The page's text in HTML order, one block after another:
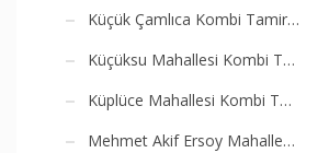
Küçük Çamlıca Kombi Tamir…
Küçüksu Mahallesi Kombi T…
Küplüce Mahallesi Kombi T…
Mehmet Akif Ersoy Mahalle…